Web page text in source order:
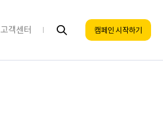
고객센터 캠페인 시작하기